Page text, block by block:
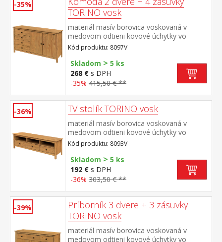
-35%
TORINO vosk
materiál masív borovica voskovaná v
medovom odtieni kovové úchytky vo
farebnom prevedení černena mosadz 4
zásuvky s kovovými pojazdmi, 2 plné dvere,
1 polica
Kód produktu: 8097V
Skladom > 5 ks
268 € s DPH
-35% 415,50 € **
-36% TV stolík TORINO vosk
materiál masív borovica voskovaná v
medovom odtieni kovové úchytky vo
farebnom prevedení černena mosadz 3
zásuvky s kovovými pojazdmi
Kód produktu: 8093V
Skladom > 5 ks
192 € s DPH
-36% 303,50 € **
-39%
Príborník 3 dvere + 3 zásuvky
TORINO vosk
materiál masív borovica voskovaná v
medovom odtieni kovové úchytky vo